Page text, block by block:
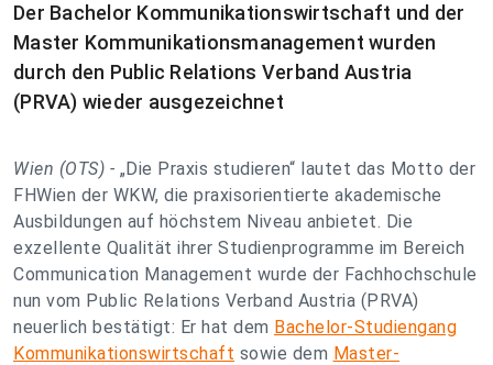
Der Bachelor Kommunikationswirtschaft und der
Master Kommunikationsmanagement wurden
durch den Public Relations Verband Austria
(PRVA) wieder ausgezeichnet
Wien (OTS) - „Die Praxis studieren“ lautet das Motto der
FHWien der WKW, die praxisorientierte akademische
Ausbildungen auf höchstem Niveau anbietet. Die
exzellente Qualität ihrer Studienprogramme im Bereich
Communication Management wurde der Fachhochschule
nun vom Public Relations Verband Austria (PRVA)
neuerlich bestätigt: Er hat dem Bachelor-Studiengang
Kommunikationswirtschaft sowie dem Master-